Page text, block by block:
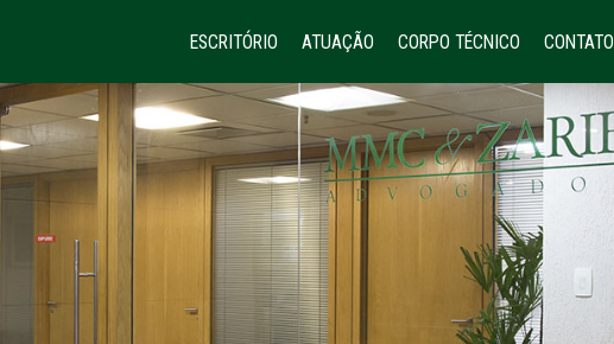
ESCRITÓRIO ATUAÇÃO CORPO TÉCNICO CONTATO